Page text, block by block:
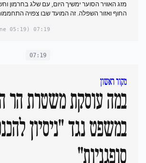
מזג האוויר הסוער ימשיך היום, עם שלג בחרמון
החוף ‏ואזור השפלה. זה המועד שבו צפויה
07:19
(05:19 in your timezone)
07:19
מקור ראשון
במה עוסקת משטרת הר
במשפט נגד "ניסיון
סופגניות"